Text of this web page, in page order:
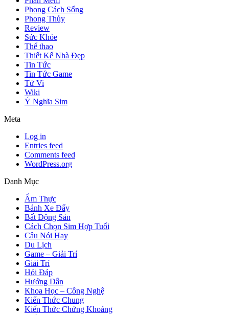
Phong Cách Sống
Phong Thủy
Review
Sức Khỏe
Thể thao
Thiết Kế Nhà Đẹp
Tin Tức
Tin Tức Game
Tử Vi
Wiki
Ý Nghĩa Sim
Meta
Log in
Entries feed
Comments feed
WordPress.org
Danh Mục
Ẩm Thực
Bánh Xe Đẩy
Bất Động Sản
Cách Chọn Sim Hợp Tuổi
Câu Nói Hay
Du Lịch
Game – Giải Trí
Giải Trí
Hỏi Đáp
Hướng Dẫn
Khoa Học – Công Nghệ
Kiến Thức Chung
Kiến Thức Chứng Khoáng